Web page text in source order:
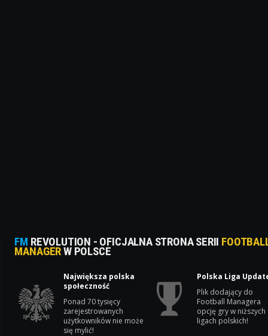
FM REVOLUTION - OFICJALNA STRONA SERII
MANAGERW POLSCE
Największa polska
społeczność
Ponad 70 tysięcy
zarejestrowanych
użytkowników nie może
się mylić!
Polska Liga
Plik dodający do
Football Managera
opcję gry w niższych
ligach polskich!